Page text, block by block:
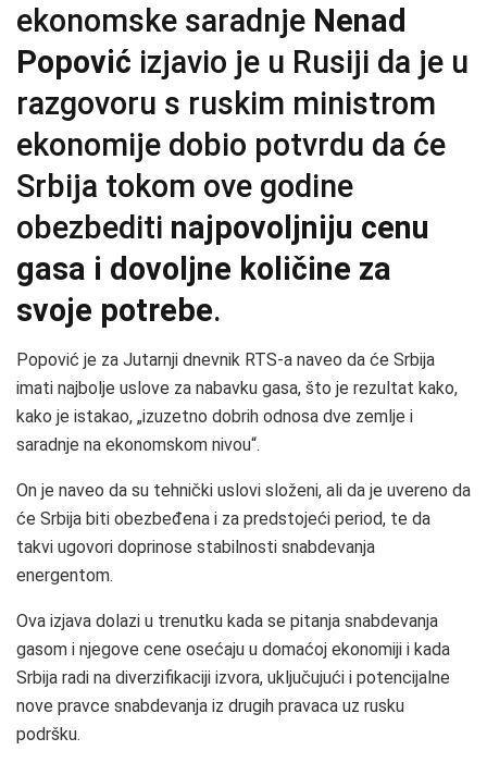
ekonomske saradnje Nenad
Popović izjavio je u Rusiji da je u
razgovoru s ruskim ministrom
ekonomije dobio potvrdu da će
Srbija tokom ove godine
obezbediti najpovoljniju cenu
gasa i dovoljne količine za
svoje potrebe.
Popović je za Jutarnji dnevnik RTS-a naveo da će Srbija
imati najbolje uslove za nabavku gasa, što je rezultat kako,
kako je istakao, „izuzetno dobrih odnosa dve zemlje i
saradnje na ekonomskom nivou“.
On je naveo da su tehnički uslovi složeni, ali da je uvereno da
će Srbija biti obezbeđena i za predstojeći period, te da
takvi ugovori doprinose stabilnosti snabdevanja
energentom.
Ova izjava dolazi u trenutku kada se pitanja snabdevanja
gasom i njegove cene osećaju u domaćoj ekonomiji i kada
Srbija radi na diverzifikaciji izvora, uključujući i potencijalne
nove pravce snabdevanja iz drugih pravaca uz rusku
podršku.